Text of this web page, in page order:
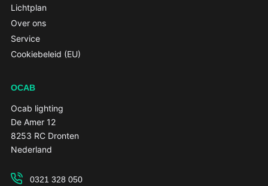
Lichtplan
Over ons
Service
Cookiebeleid (EU)
OCAB
Ocab lighting
De Amer 12
8253 RC Dronten
Nederland
0321 328 050